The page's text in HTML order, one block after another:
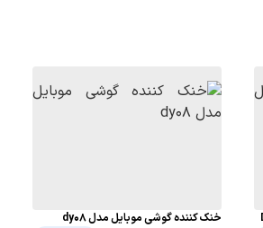
خنک کننده گوشی موبایل مدل dy08